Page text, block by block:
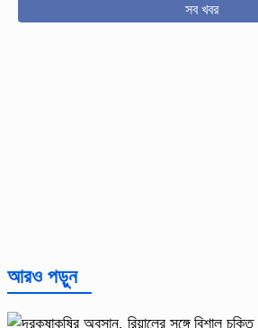
সব খবর
আরও পড়ুন